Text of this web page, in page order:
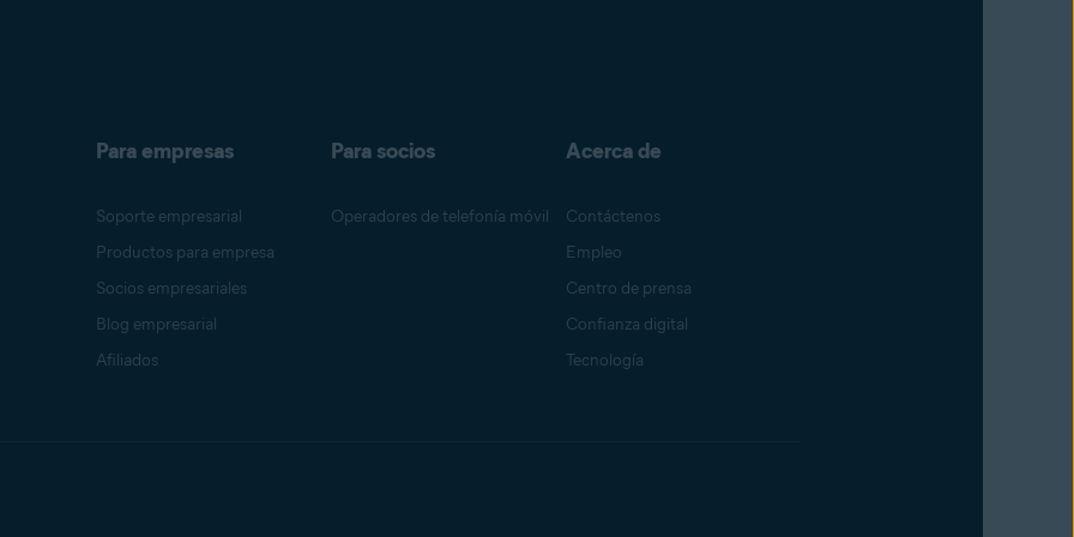
Para empresas
Soporte empresarial
Productos para empresa
Socios empresariales
Blog empresarial
Afiliados
Para socios
Operadores de telefonía móvil
Acerca de
Contáctenos
Empleo
Centro de prensa
Confianza digital
Tecnología